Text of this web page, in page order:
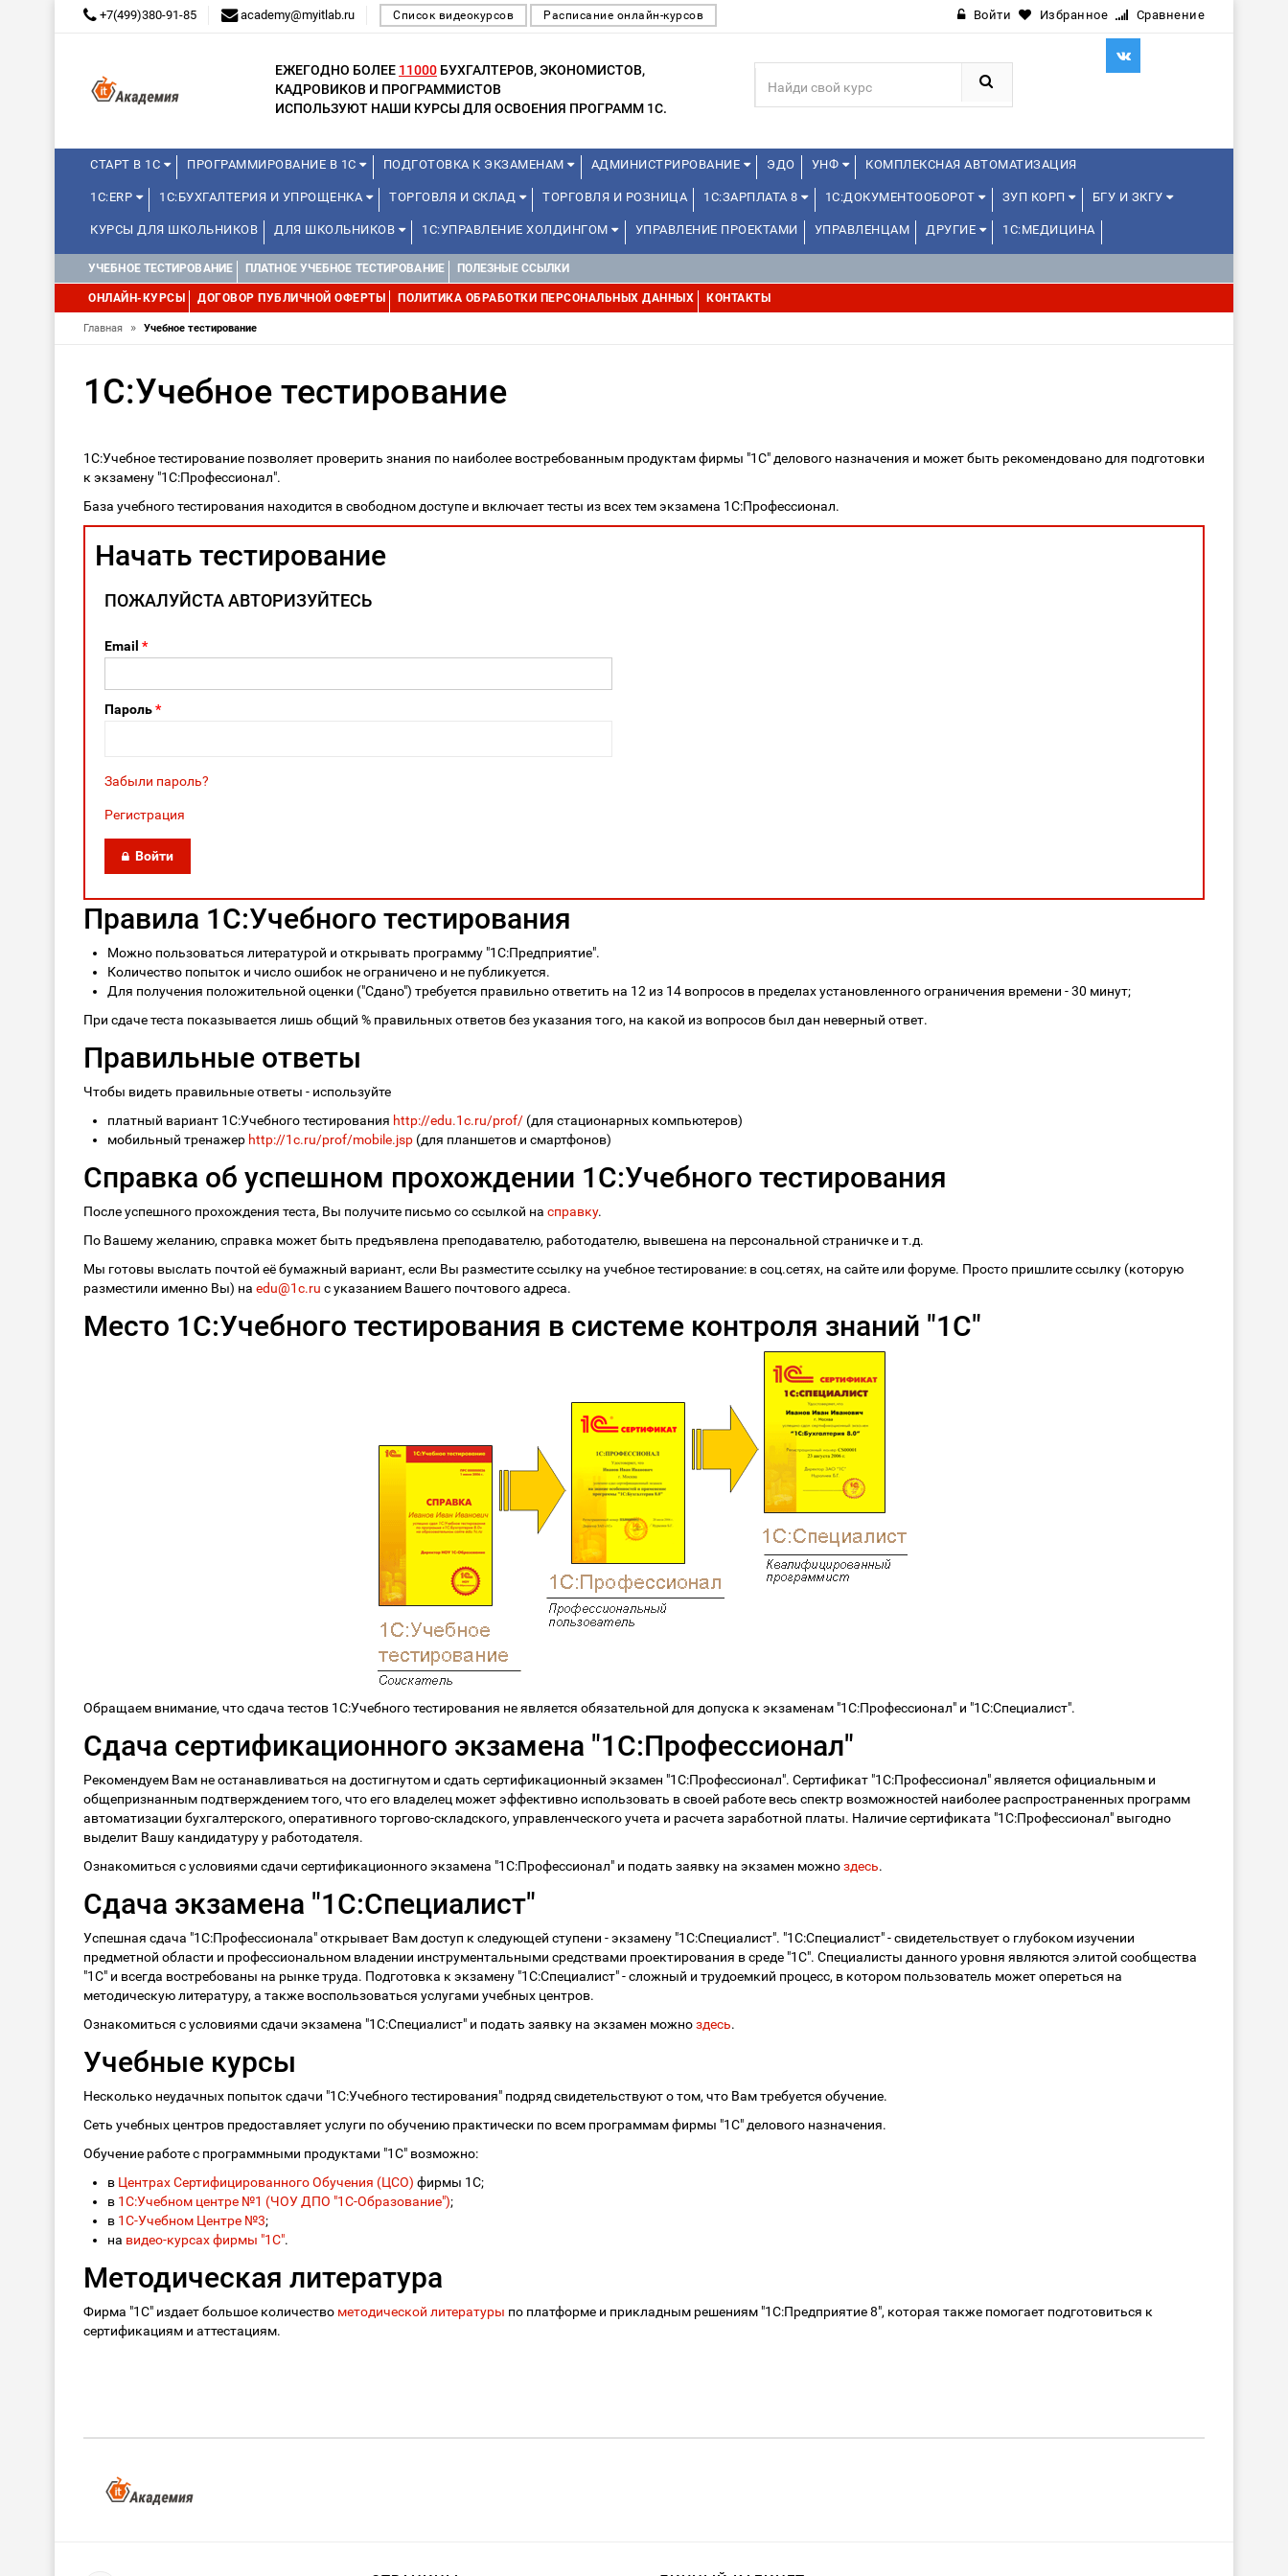
+7(499)380-91-85 academy@myitlab.ru Список видеокурсов Расписание онлайн-курсов Войти Избранное Сравнение
ЕЖЕГОДНО БОЛЕЕ 11000 БУХГАЛТЕРОВ, ЭКОНОМИСТОВ,
КАДРОВИКОВ И ПРОГРАММИСТОВ
ИСПОЛЬЗУЮТ НАШИ КУРСЫ ДЛЯ ОСВОЕНИЯ ПРОГРАММ 1С.
СТАРТ В 1С ПРОГРАММИРОВАНИЕ В 1С ПОДГОТОВКА К ЭКЗАМЕНАМ АДМИНИСТРИРОВАНИЕ ЭДО УНФ КОМПЛЕКСНАЯ АВТОМАТИЗАЦИЯ
1С:ERP 1С:БУХГАЛТЕРИЯ И УПРОЩЕНКА ТОРГОВЛЯ И СКЛАД ТОРГОВЛЯ И РОЗНИЦА 1С:ЗАРПЛАТА 8 1С:ДОКУМЕНТООБОРОТ ЗУП КОРП БГУ И ЗКГУ
КУРСЫ ДЛЯ ШКОЛЬНИКОВ ДЛЯ ШКОЛЬНИКОВ 1С:УПРАВЛЕНИЕ ХОЛДИНГОМ УПРАВЛЕНИЕ ПРОЕКТАМИ УПРАВЛЕНЦАМ ДРУГИЕ 1С:МЕДИЦИНА
WEB, JAVA И ANDROID
УЧЕБНОЕ ТЕСТИРОВАНИЕ ПЛАТНОЕ УЧЕБНОЕ ТЕСТИРОВАНИЕ ПОЛЕЗНЫЕ ССЫЛКИ
ОНЛАЙН-КУРСЫ ДОГОВОР ПУБЛИЧНОЙ ОФЕРТЫ ПОЛИТИКА ОБРАБОТКИ ПЕРСОНАЛЬНЫХ ДАННЫХ КОНТАКТЫ
Главная » Учебное тестирование
1С:Учебное тестирование
1С:Учебное тестирование позволяет проверить знания по наиболее востребованным продуктам фирмы "1С" делового назначения и может быть рекомендовано для подготовки
к экзамену "1С:Профессионал".
База учебного тестирования находится в свободном доступе и включает тесты из всех тем экзамена 1С:Профессионал.
Начать тестирование
ПОЖАЛУЙСТА АВТОРИЗУЙТЕСЬ
Email *
Пароль*
Забыли пароль?
Регистрация
Войти
Правила 1С:Учебного тестирования
Можно пользоваться литературой и открывать программу "1С:Предприятие".
Количество попыток и число ошибок не ограничено и не публикуется.
Для получения положительной оценки ("Сдано") требуется правильно ответить на 12 из 14 вопросов в пределах установленного ограничения времени - 30 минут;
При сдаче теста показывается лишь общий % правильных ответов без указания того, на какой из вопросов был дан неверный ответ.
Правильные ответы
Чтобы видеть правильные ответы - используйте
платный вариант 1С:Учебного тестирования http://edu.1c.ru/prof/ (для стационарных компьютеров)
мобильный тренажер http://1c.ru/prof/mobile.jsp (для планшетов и смартфонов)
Справка об успешном прохождении 1С:Учебного тестирования
После успешного прохождения теста, Вы получите письмо со ссылкой на справку.
По Вашему желанию, справка может быть предъявлена преподавателю, работодателю, вывешена на персональной страничке и т.д.
Мы готовы выслать почтой её бумажный вариант, если Вы разместите ссылку на учебное тестирование: в соц.сетях, на сайте или форуме. Просто пришлите ссылку (которую
разместили именно Вы) на edu@1c.ru с указанием Вашего почтового адреса.
Место 1С:Учебного тестирования в системе контроля знаний "1С"
Обращаем внимание, что сдача тестов 1С:Учебного тестирования не является обязательной для допуска к экзаменам "1С:Профессионал" и "1С:Специалист".
Сдача сертификационного экзамена "1С:Профессионал"
Рекомендуем Вам не останавливаться на достигнутом и сдать сертификационный экзамен "1С:Профессионал". Сертификат "1С:Профессионал" является официальным и
общепризнанным подтверждением того, что его владелец может эффективно использовать в своей работе весь спектр возможностей наиболее распространенных программ
автоматизации бухгалтерского, оперативного торгово-складского, управленческого учета и расчета заработной платы. Наличие сертификата "1С:Профессионал" выгодно
выделит Вашу кандидатуру у работодателя.
Ознакомиться с условиями сдачи сертификационного экзамена "1С:Профессионал" и подать заявку на экзамен можноздесь.
Сдача экзамена "1С:Специалист"
Успешная сдача "1С:Профессионала" открывает Вам доступ к следующей ступени - экзамену "1С:Специалист". "1С:Специалист" - свидетельствует о глубоком изучении
предметной области и профессиональном владении инструментальными средствами проектирования в среде "1С". Специалисты данного уровня являются элитой сообщества
"1С" и всегда востребованы на рынке труда. Подготовка к экзамену "1С:Специалист" - сложный и трудоемкий процесс, в котором пользователь может опереться на
методическую литературу, а также воспользоваться услугами учебных центров.
Ознакомиться с условиями сдачи экзамена "1С:Специалист" и подать заявку на экзамен можноздесь.
Учебные курсы
Несколько неудачных попыток сдачи "1С:Учебного тестирования" подряд свидетельствуют о том, что Вам требуется обучение.
Сеть учебных центров предоставляет услуги по обучению практически по всем программам фирмы "1С" делового назначения.
Обучение работе с программными продуктами "1С" возможно:
в Центрах Сертифицированного Обучения (ЦСО) фирмы 1С;
в 1С:Учебном центре №1 (ЧОУ ДПО "1С-Образование");
в 1С-Учебном Центре №3;
на видео-курсах фирмы "1С".
Методическая литература
Фирма "1С" издает большое количество методической литературы по платформе и прикладным решениям "1С:Предприятие 8", которая также помогает подготовиться к
сертификациям и аттестациям.